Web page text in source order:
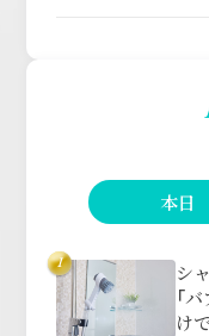
本日
1
シ
「
け